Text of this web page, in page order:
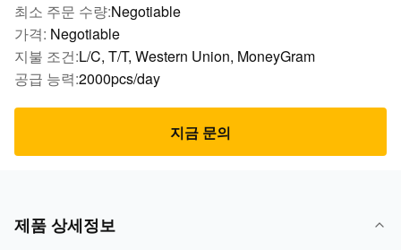
최소 주문 수량:Negotiable
가격: Negotiable
지불 조건:L/C, T/T, Western Union, MoneyGram
공급 능력:2000pcs/day
지금 문의
제품 상세정보